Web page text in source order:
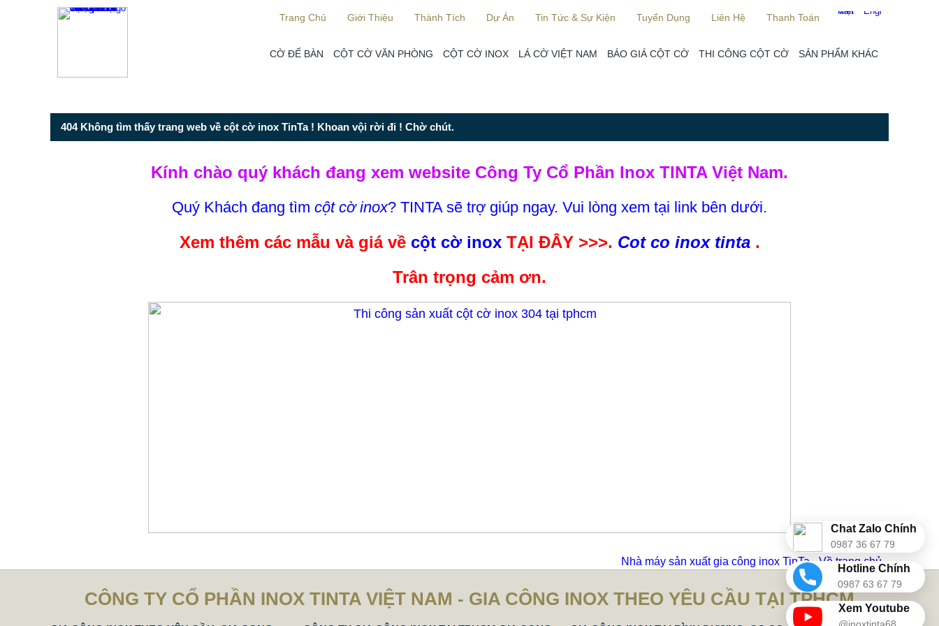
Trang Chủ Giới Thiệu Thành Tích Dự Án Tin Tức & Sự Kiện Tuyển Dụng Liên Hệ Thanh Toán
CỜ ĐỂ BÀN CỘT CỜ VĂN PHÒNG CỘT CỜ INOX LÁ CỜ VIỆT NAM BÁO GIÁ CỘT CỜ THI CÔNG CỘT CỜ SẢN PHẨM KHÁC
Từ mục này trở xuống là mã nguồn Zalo
Chat Zalo Chính
0987 36 67 79
Hotline Chính
0987 63 67 79
Xem Youtube
@inoxtinta68
404 Không tìm thấy trang web về cột cờ inox TinTa ! Khoan vội rời đi ! Chờ chút.
Kính chào quý khách đang xem website Công Ty Cổ Phần Inox TINTA Việt Nam.
Quý Khách đang tìm cột cờ inox? TINTA sẽ trợ giúp ngay. Vui lòng xem tại link bên dưới.
Xem thêm các mẫu và giá về cột cờ inoxTẠI ĐÂY >>>. Cot co inox tinta.
Trân trọng cảm ơn.
Nhà máy sản xuất gia công inox TinTa - Về trang chủ
CÔNG TY CỔ PHẦN INOX TINTA VIỆT NAM - GIA CÔNG INOX THEO YÊU CẦU TẠI TPHCM